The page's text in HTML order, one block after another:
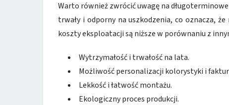
Warto również zwrócić uwagę na
trwały i odporny na uszkodzenia, co oznacza,
koszty eksploatacji są niższe w porównaniu z
Wytrzymałość i trwałość na lata.
Możliwość personalizacji kolorystyki i
Lekkość i łatwość montażu.
Ekologiczny proces produkcji.